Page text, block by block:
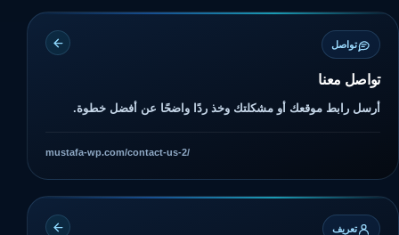
تواصل
تواصل معنا
أرسل رابط موقعك أو مشكلتك وخذ ردًا واضحًا عن أفضل خطوة.
mustafa-wp.com/contact-us-2/
تعريف